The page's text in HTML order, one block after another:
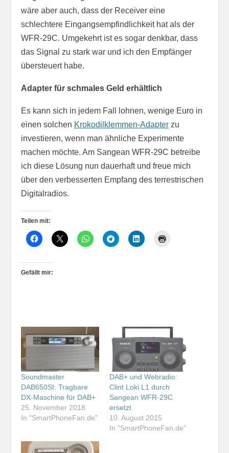
wäre aber auch, dass der Receiver eine
schlechtere Eingangsempfindlichkeit hat als der
WFR-29C. Umgekehrt ist es sogar denkbar, dass
das Signal zu stark war und ich den Empfänger
übersteuert habe.
Adapter für schmales Geld erhältlich
Es kann sich in jedem Fall lohnen, wenige Euro in
einen solchen Krokodilklemmen-Adapter zu
investieren, wenn man ähnliche Experimente
machen möchte. Am Sangean WFR-29C betreibe
ich diese Lösung nun dauerhaft und freue mich
über den verbesserten Empfang des terrestrischen
Digitalradios.
Teilen mit:
Gefällt mir:
Soundmaster
DAB650SI: Tragbare
DX-Maschine für DAB+
25. November 2018
In "SmartPhoneFan.de"
DAB+ und Webradio:
Clint Loki L1 durch
Sangean WFR-29C
ersetzt
10. August 2015
In "SmartPhoneFan.de"